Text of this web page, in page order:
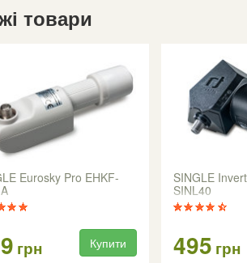
товари
Eurosky Pro EHKF-
грн Купити
SINGLE
SINL40
495 грн